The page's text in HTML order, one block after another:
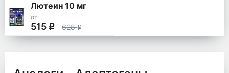
Лютеин 10 мг
от:
515 q 628q